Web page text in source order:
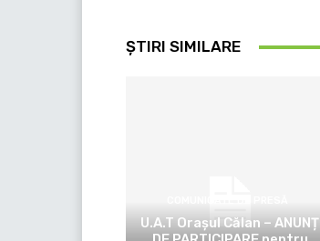
ȘTIRI SIMILARE
U.A.T Orașul Călan – ANUNȚ